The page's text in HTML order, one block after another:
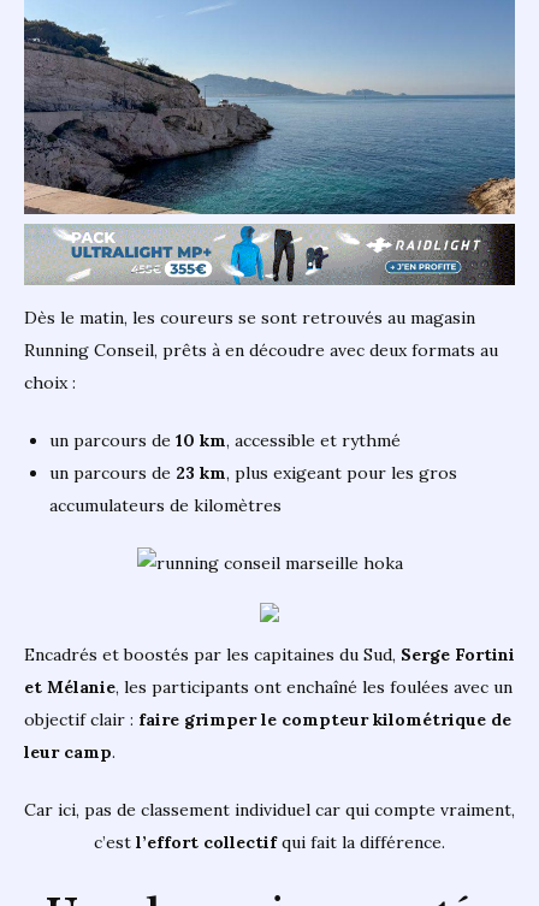
Dès le matin, les coureurs se sont retrouvés au magasin
Running Conseil, prêts à en découdre avec deux formats au
choix :
un parcours de 10 km, accessible et rythmé
un parcours de 23 km, plus exigeant pour les gros
accumulateurs de kilomètres
Encadrés et boostés par les capitaines du Sud, Serge Fortini
et Mélanie, les participants ont enchaîné les foulées avec un
objectif clair : faire grimper le compteur kilométrique de
leur camp.
Car ici, pas de classement individuel car qui compte vraiment,
c’est l’effort collectifqui fait la différence.